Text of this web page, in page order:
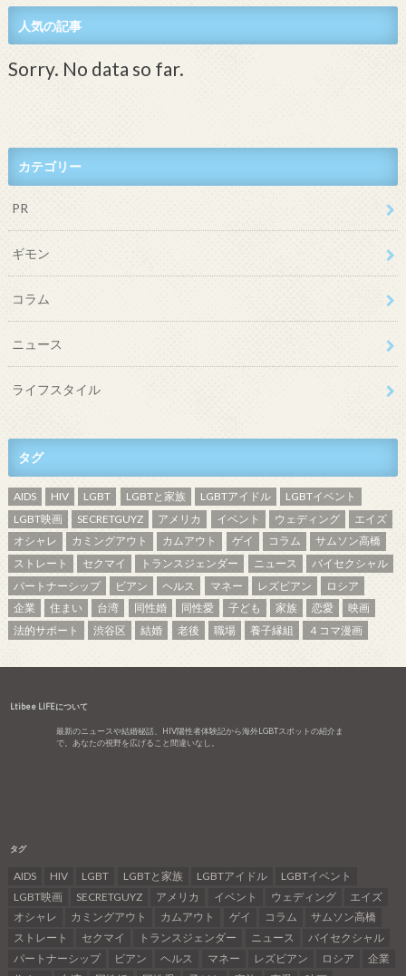
人気の記事
Sorry. No data so far.
カテゴリー
PR
ギモン
コラム
ニュース
ライフスタイル
タグ
AIDS HIV LGBT LGBTと家族 LGBTアイドル
LGBTイベント
LGBT映画
SECRETGUYZ アメリカ イベント ウェディング
エイズ
オシャレ
カミングアウト カムアウト ゲイ コラム
サムソン高橋
ストレート
セクマイ トランスジェンダー ニュース
バイセクシャル
パートナーシップ
ビアン ヘルス マネー レズビアン
ロシア
企業
住まい 台湾 同性婚 同性愛 子ども 家族 恋愛
映画
法的サポート
渋谷区 結婚 老後 職場 養子縁組 ４コマ漫画
Ltibee LIFEについて
最新のニュースや結婚秘話、HIV陽性者体験記から海外LGBTスポットの紹介ま
で。あなたの視野を広げること間違いなし。
タグ
AIDS HIV LGBT LGBTと家族 LGBTアイドル
LGBTイベント
LGBT映画
SECRETGUYZ アメリカ イベント ウェディング
エイズ
オシャレ
カミングアウト カムアウト ゲイ コラム
サムソン高橋
ストレート
セクマイ トランスジェンダー ニュース
バイセクシャル
パートナーシップ
ビアン ヘルス マネー レズビアン ロシア
企業